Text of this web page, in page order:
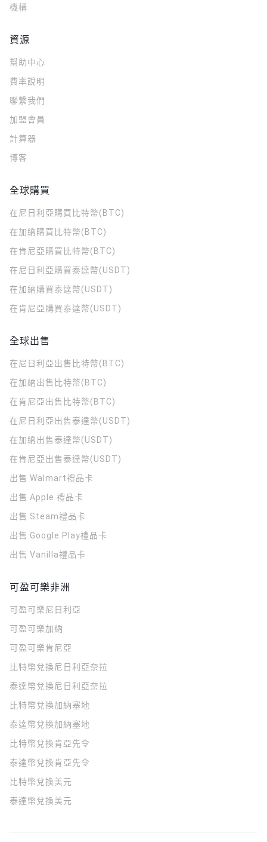
機構
資源
幫助中心
費率說明
聯繫我們
加盟會員
計算器
博客
全球購買
在尼日利亞購買比特幣(BTC)
在加納購買比特幣(BTC)
在肯尼亞購買比特幣(BTC)
在尼日利亞購買泰達幣(USDT)
在加納購買泰達幣(USDT)
在肯尼亞購買泰達幣(USDT)
全球出售
在尼日利亞出售比特幣(BTC)
在加納出售比特幣(BTC)
在肯尼亞出售比特幣(BTC)
在尼日利亞出售泰達幣(USDT)
在加納出售泰達幣(USDT)
在肯尼亞出售泰達幣(USDT)
出售 Walmart禮品卡
出售 Apple 禮品卡
出售 Steam禮品卡
出售 Google Play禮品卡
出售 Vanilla禮品卡
可盈可樂非洲
可盈可樂 尼日利亞
可盈可樂加納
可盈可樂肯尼亞
比特幣兌換尼日利亞奈拉
泰達幣兌換尼日利亞奈拉
比特幣兌換加納塞地
泰達幣兌換加納塞地
比特幣兌換肯亞先令
泰達幣兌換肯亞先令
比特幣兌換美元
泰達幣兌換美元